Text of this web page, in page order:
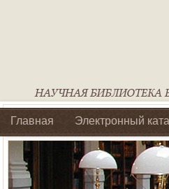
Главная Электронный
Библиотеки регионального